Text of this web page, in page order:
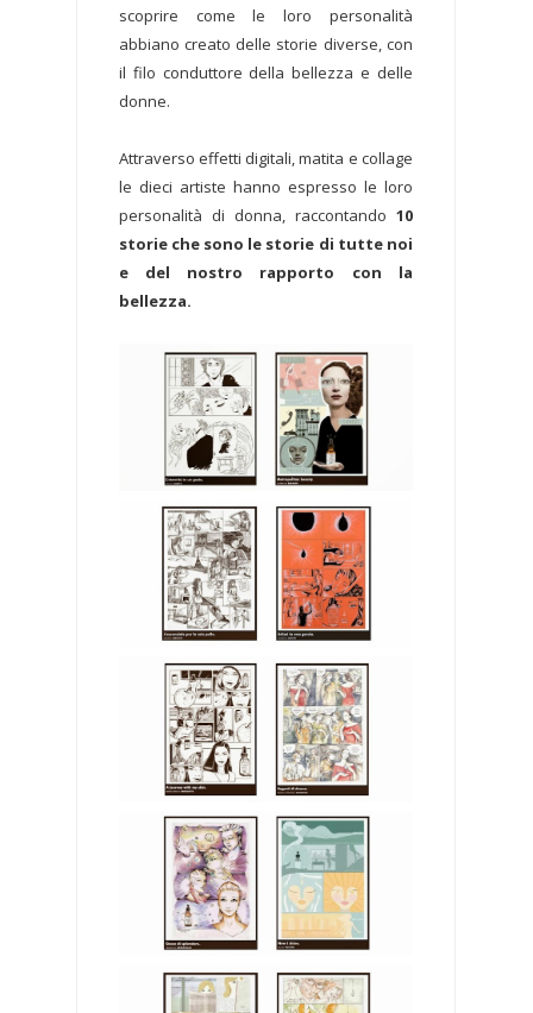
scoprire come le loro personalità
abbiano creato delle storie diverse, con
il filo conduttore della bellezza e delle
donne.
Attraverso effetti digitali, matita e collage
le dieci artiste hanno espresso le loro
personalità di donna, raccontando 10
storie che sono le storie di tutte noi
e del nostro rapporto con la
bellezza.